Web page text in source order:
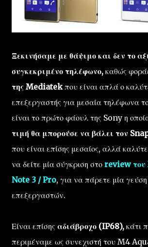
Ξεκινήσαμε με θάψιμο και δεν το
συγκεκριμένο τηλέφωνο, καθώς
της Mediatekπου είναι απλά ο
επεξεργαστής για μεσαία τηλέφωνα
είναι το πρώτο φάουλ της Sony η
τιμή θα μπορούσε να βάλει τον
που είναι επίσης μεσαίος, αλλά
να δείτε μία σύγκριση στο review
Note 3 / Pro, για να πάρετε μία
επεξεργαστών.
Είναι επίσης αδιάβροχο (IP68), κάτι
περιμέναμε ως συνεχιστή του M4